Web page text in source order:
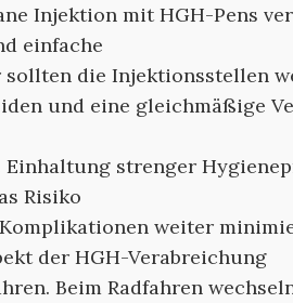
Injektion mit HGH-Pens
einfache
sollten die Injektionsstellen
und eine gleichmäßige
strenger
Risiko
weiter
der HGH-Verabreichung
Beim Radfahren